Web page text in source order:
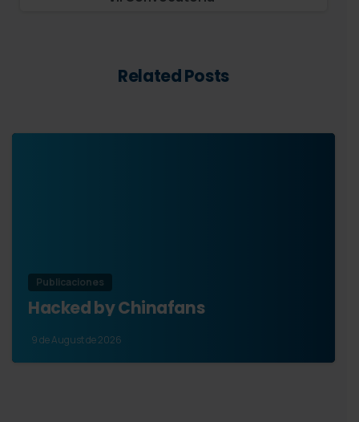
Related Posts
Publicaciones
Hacked by Chinafans
9 de August de 2026